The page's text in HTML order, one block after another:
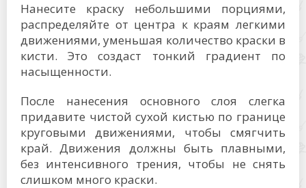
Нанесите краску небольшими порциями,
распределяйте от центра к краям легкими
движениями, уменьшая количество краски в
кисти. Это создаст тонкий градиент по
насыщенности.
После нанесения основного слоя слегка
придавите чистой сухой кистью по границе
круговыми движениями, чтобы смягчить
край. Движения должны быть плавными,
без интенсивного трения, чтобы не снять
слишком много краски.